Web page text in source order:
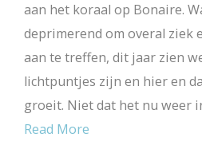
aan het koraal op Bonaire.
deprimerend om overal ziek
aan te treffen, dit jaar zien
lichtpuntjes zijn en hier en
groeit. Niet dat het nu weer
Read More